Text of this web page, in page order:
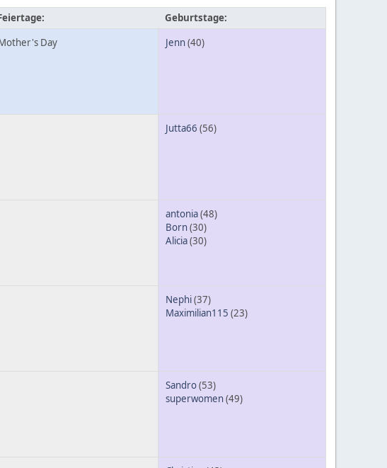
Geburtstage:
Day Jenn(40)
Jutta66 (56)
antonia(48)
Born(30)
Alicia(30)
Nephi(37)
Maximilian115 (23)
Sandro(53)
superwomen(49)